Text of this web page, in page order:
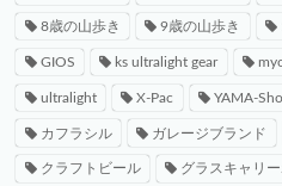
8歳の山歩き 9歳の山歩き
GIOS ks ultralight gear
ultralight X-Pac YAMA-
カフラシル ガレージブランド
クラフトビール グラスキャリ